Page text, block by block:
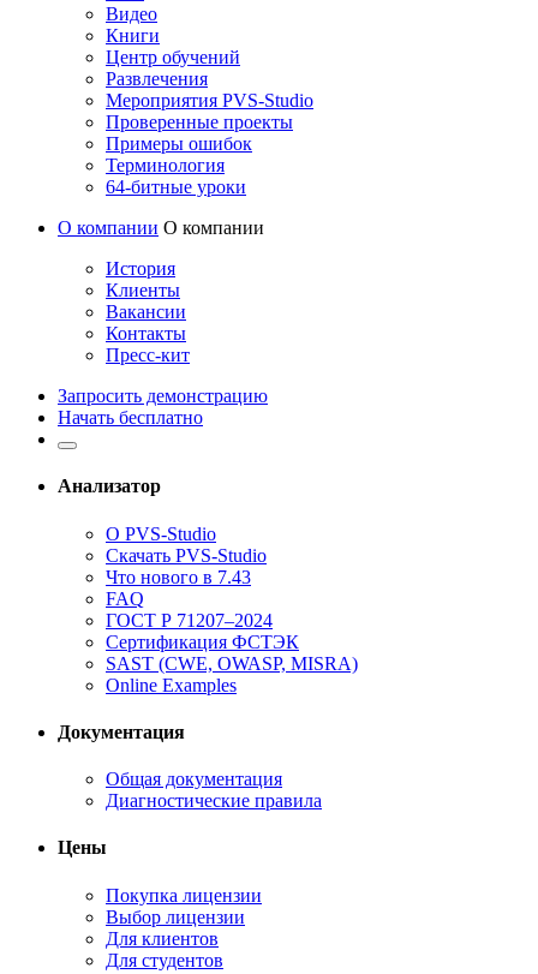
Видео
Книги
Центр обучений
Развлечения
Мероприятия PVS-Studio
Проверенные проекты
Примеры ошибок
Терминология
64-битные уроки
О компании О компании
История
Клиенты
Вакансии
Контакты
Пресс-кит
Запросить демонстрацию
Начать бесплатно
Анализатор
О PVS-Studio
Скачать PVS-Studio
Что нового в 7.43
FAQ
ГОСТ Р 71207–2024
Сертификация ФСТЭК
SAST (CWE, OWASP, MISRA)
Online Examples
Документация
Общая документация
Диагностические правила
Цены
Покупка лицензии
Выбор лицензии
Для клиентов
Для студентов